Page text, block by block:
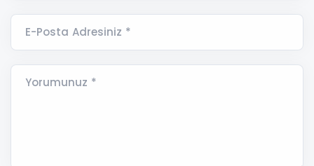
E-Posta Adresiniz *
Yorumunuz *